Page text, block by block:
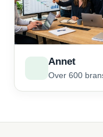
Annet
Over 600